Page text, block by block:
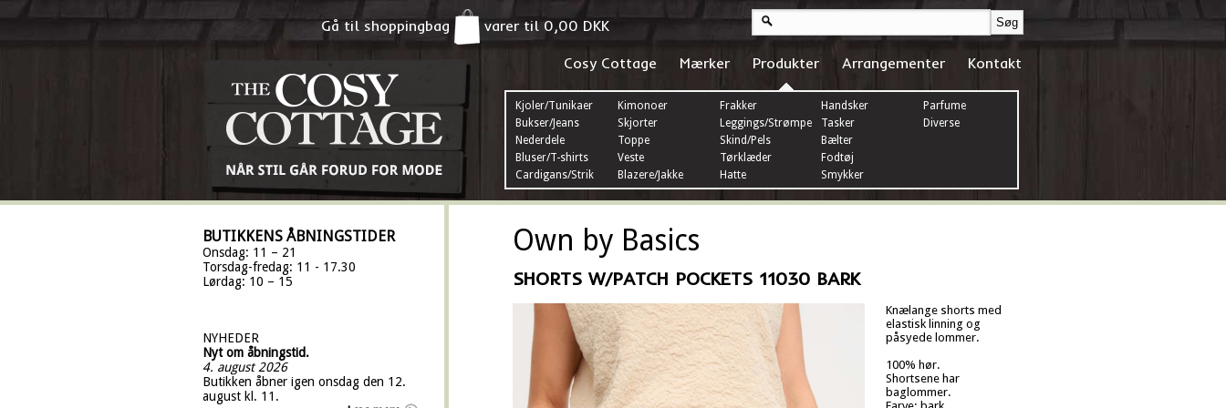
Gå til shoppingbag varer til0,00 DKK
Cosy Cottage Mærker Produkter
Kjoler/Tunikaer
Bukser/Jeans
Nederdele
Bluser/T-shirts
Cardigans/Strik
Kimonoer
Skjorter
Toppe
Veste
Blazere/Jakke
Frakker
Leggings/Strømper
Skind/Pels
Tørklæder
Hatte
Handsker
Tasker
Bælter
Fodtøj
Smykker
Parfume
Diverse
Arrangementer Kontakt
BUTIKKENS ÅBNINGSTIDER
Onsdag: 11 – 21
Torsdag-fredag: 11 - 17.30
Lørdag: 10 – 15
NYHEDER
Nyt om åbningstid.
4. august 2026
Butikken åbner igen onsdag den 12.
august kl. 11.
Own by Basics
SHORTS W/PATCH POCKETS 11030 BARK
Knælange shorts med
elastisk linning og
påsyede lommer.
100% hør.
Shortsene har
baglommer.